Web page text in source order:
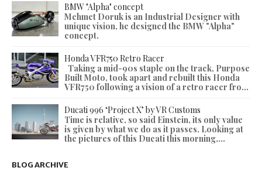
BMW "Alpha" concept
Mehmet Doruk is an Industrial Designer with
unique vision, he designed the BMW "Alpha"
concept.
Honda VFR750 Retro Racer
Taking a mid-90s staple on the track, Purpose
Built Moto, took apart and rebuilt this Honda
VFR750 following a vision of a retro racer fro...
Ducati 996 ‘Project X’ by VR Customs
Time is relative, so said Einstein, its only value
is given by what we do as it passes. Looking at
the pictures of this Ducati this morning,...
BLOG ARCHIVE